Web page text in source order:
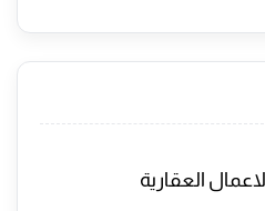
العقارية